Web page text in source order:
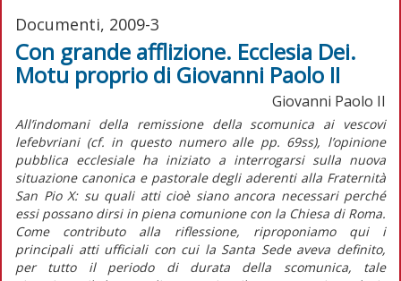
Documenti, 2009-3
Con grande afflizione. Ecclesia Dei.
Motu proprio di Giovanni Paolo II
Giovanni Paolo II
All’indomani della remissione della scomunica ai vescovi
lefebvriani (cf. in questo numero alle pp. 69ss), l’opinione
pubblica ecclesiale ha iniziato a interrogarsi sulla nuova
situazione canonica e pastorale degli aderenti alla Fraternità
San Pio X: su quali atti cioè siano ancora necessari perché
essi possano dirsi in piena comunione con la Chiesa di Roma.
Come contributo alla riflessione, riproponiamo qui i
principali atti ufficiali con cui la Santa Sede aveva definito,
per tutto il periodo di durata della scomunica, tale